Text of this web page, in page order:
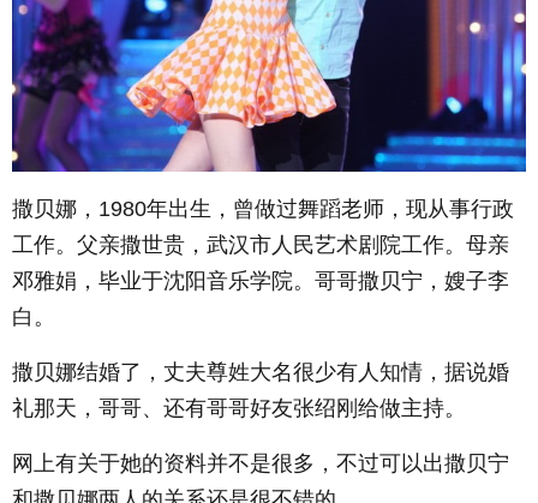
撒贝娜，1980年出生，曾做过舞蹈老师，现从事行政
工作。父亲撒世贵，武汉市人民艺术剧院工作。母亲
邓雅娟，毕业于沈阳音乐学院。哥哥撒贝宁，嫂子李
白。
撒贝娜结婚了，丈夫尊姓大名很少有人知情，据说婚
礼那天，哥哥、还有哥哥好友张绍刚给做主持。
网上有关于她的资料并不是很多，不过可以出撒贝宁